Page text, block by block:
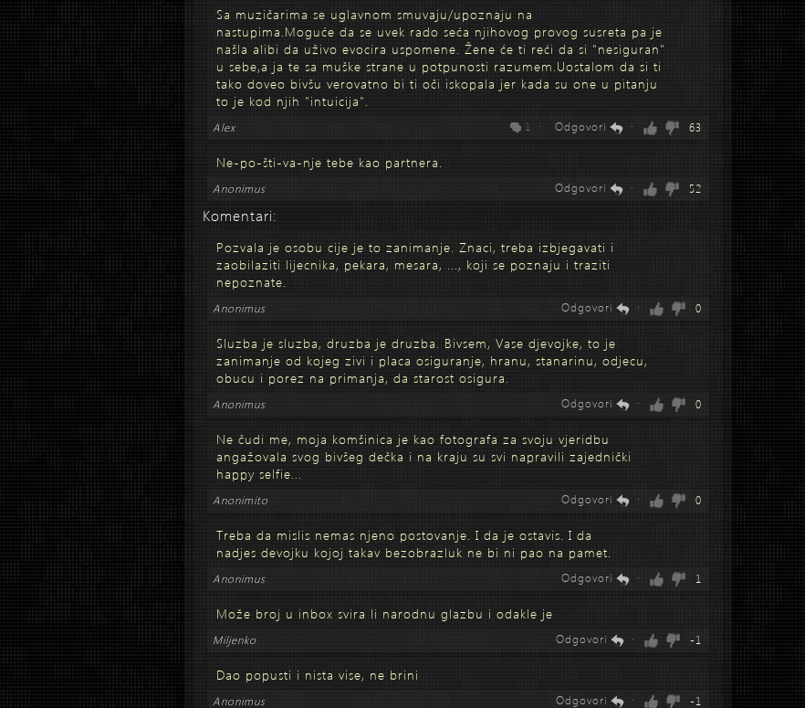
Sa muzičarima se uglavnom smuvaju/upoznaju na
nastupima.Moguće da se uvek rado seća njihovog provog susreta pa je
našla alibi da uživo evocira uspomene. Žene će ti reći da si "nesiguran"
u sebe,a ja te sa muške strane u potpunosti razumem.Uostalom da si ti
tako doveo bivšu verovatno bi ti oči iskopala jer kada su one u pitanju
to je kod njih "intuicija".
Alex 63
Odgovori ·
1 ·
Ne-po-šti-va-nje tebe kao partnera.
Anonimus 52
Odgovori ·
Komentari:
Pozvala je osobu cije je to zanimanje. Znaci, treba izbjegavati i
zaobilaziti lijecnika, pekara, mesara, ..., koji se poznaju i traziti
nepoznate.
Anonimus 0
Odgovori ·
Sluzba je sluzba, druzba je druzba. Bivsem, Vase djevojke, to je
zanimanje od kojeg zivi i placa osiguranje, hranu, stanarinu, odjecu,
obucu i porez na primanja, da starost osigura.
Anonimus 0
Odgovori ·
Ne čudi me, moja komšinica je kao fotografa za svoju vjeridbu
angažovala svog bivšeg dečka i na kraju su svi napravili zajednički
happy selfie...
Anonimito 0
Odgovori ·
Treba da mislis nemas njeno postovanje. I da je ostavis. I da
nadjes devojku kojoj takav bezobrazluk ne bi ni pao na pamet.
Anonimus 1
Odgovori ·
Može broj u inbox svira li narodnu glazbu i odakle je
Miljenko -1
Odgovori ·
Dao popusti i nista vise, ne brini
Anonimus -1
Odgovori ·